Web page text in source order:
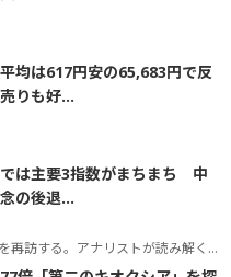
平均は617円安の65,683円で反
りも好...
では主要3指数がまちまち 中
の後退...
する。アナリストが読み解くテーマの本質